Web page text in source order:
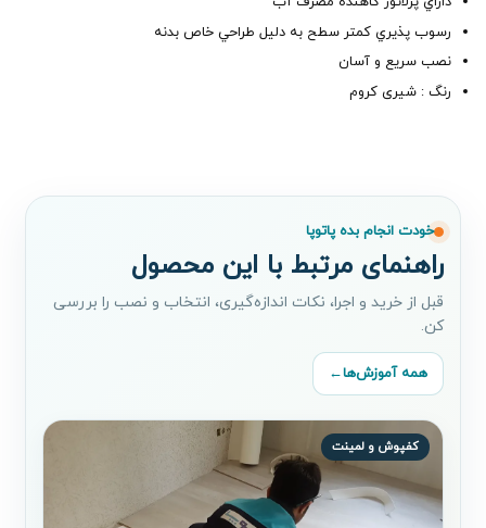
رسوب پذيري کمتر سطح به دليل طراحي خاص بدنه
​نصب سريع و آسان
رنگ : شیری کروم
خودت انجام بده پاتوپا
راهنمای مرتبط با این محصول
قبل از خرید و اجرا، نکات اندازه‌گیری، انتخاب و نصب را بررسی
کن.
همه آموزش‌ها←
کفپوش و لمینت